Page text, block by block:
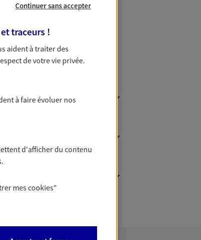
Continuer sans accepter
traceurs !
aident à traiter des
de votre vie privée.
à faire évoluer nos
d'afficher du contenu
mescookies"